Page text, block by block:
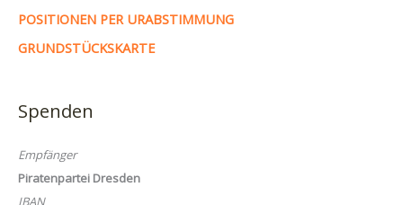
POSITIONEN PER URABSTIMMUNG
GRUNDSTÜCKSKARTE
Spenden
Empfänger
Piratenpartei Dresden
IBAN